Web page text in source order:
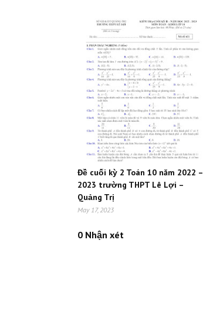
Đề cuối kỳ 2 Toán 10 năm 2022 –
2023 trường THPT Lê Lợi –
Quảng Trị
May 17, 2023
0 Nhận xét